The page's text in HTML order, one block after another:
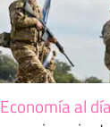
Economía al día